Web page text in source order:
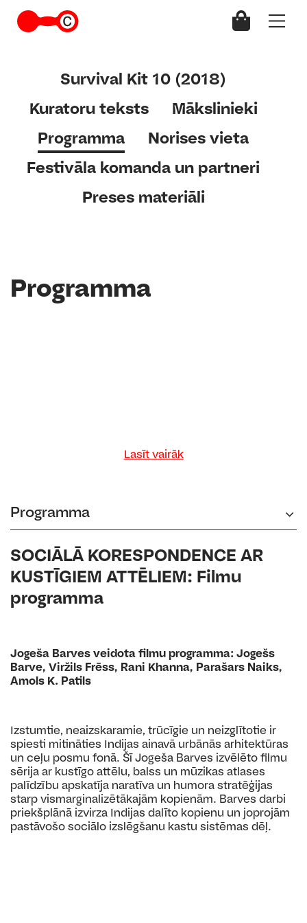
Survival Kit 10 (2018)
Kuratoru teksts
Mākslinieki
Programma
Norises vieta
Festivāla komanda un partneri
Preses materiāli
Programma
Lasīt vairāk
Programma
SOCIĀLĀ KORESPONDENCE AR
KUSTĪGIEM ATTĒLIEM: Filmu
programma
Jogeša Barves veidota filmu programma: Jogešs
Barve, Viržils Frēss, Rani Khanna, Parašars Naiks,
Amols K. Patils
Izstumtie, neaizskaramie, trūcīgie un neizglītotie ir
spiesti mitināties Indijas ainavā urbānās arhitektūras
un ceļu posmu fonā. Šī Jogeša Barves izvēlēto filmu
sērija ar kustīgo attēlu, balss un mūzikas atlases
palīdzību apskatīja naratīva un humora stratēģijas
starp vismarginalizētākajām kopienām. Barves darbi
priekšplānā izvirza Indijas dalīto kopienu un joprojām
pastāvošo sociālo izslēgšanu kastu sistēmas dēļ.